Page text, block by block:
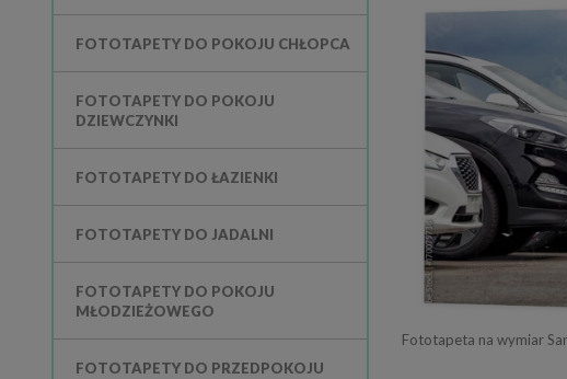
FOTOTAPETY DO POKOJU CHŁOPCA
FOTOTAPETY DO POKOJU
DZIEWCZYNKI
FOTOTAPETY DO ŁAZIENKI
FOTOTAPETY DO JADALNI
FOTOTAPETY DO POKOJU
MŁODZIEŻOWEGO
FOTOTAPETY DO PRZEDPOKOJU